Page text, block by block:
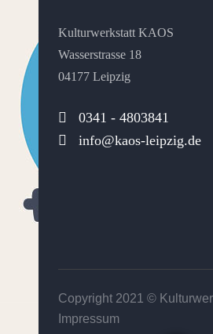
Kulturwerkstatt KAOS
Wasserstrasse 18
04177 Leipzig
0341 - 4803841
info@kaos-leipzig.de
Copyright 2021 ©
Impressum